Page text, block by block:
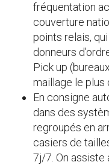
fréquentation
couverture
points relais,
donneurs
Pick up
maillage le plus
En consigne
dans des
regroupés en
casiers de
7j/7. On assiste